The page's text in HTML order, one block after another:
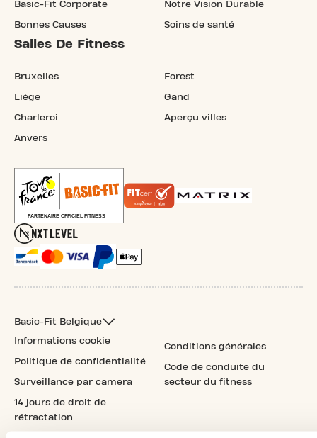
Basic-Fit Corporate
Bonnes Causes
Notre Vision Durable
Soins de santé
Salles De Fitness
Bruxelles
Liége
Charleroi
Anvers
Forest
Gand
Aperçu villes
Basic-Fit Belgique
Informations cookie
Politique de confidentialité
Surveillance par camera
14 jours de droit de
rétractation
Conditions générales
Code de conduite du
secteur du fitness